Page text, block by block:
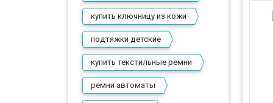
купить ключницу из кожи
подтяжки детские
купить текстильные ремни
ремни автоматы